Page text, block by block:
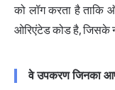
को लॉग करता है
ओरिएंटेड कोड है, जिसके
वे उपकरण जिनका